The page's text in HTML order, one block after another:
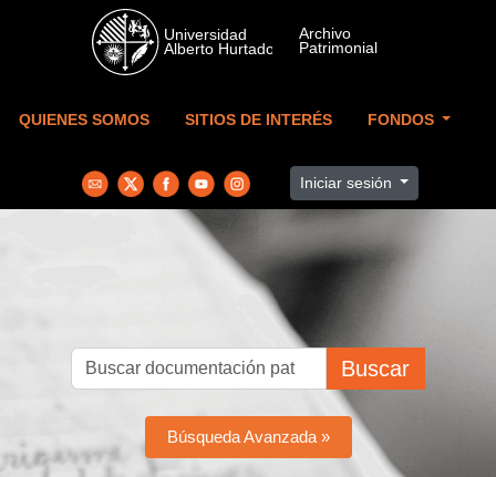
Skip to main content
QUIENES SOMOS SITIOS DE INTERÉS FONDOS
Iniciar sesión
Buscar
Búsqueda Avanzada »